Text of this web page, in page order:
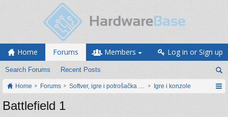
Home Forums
Search Forums Recent Posts
Members Log in or Sign up
Home Forums Softver, igre i potrošačka elektronikaIgre i konzole
Battlefield 1